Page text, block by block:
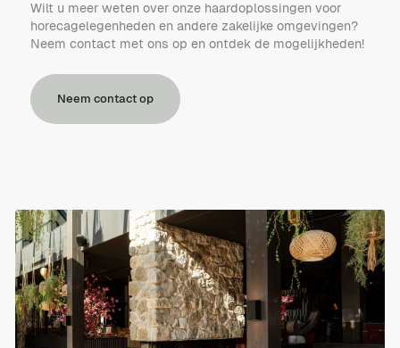
Wilt u meer weten over onze haardoplossingen voor
horecagelegenheden en andere zakelijke omgevingen?
Neem contact met ons op en ontdek de mogelijkheden!
Neem contact op